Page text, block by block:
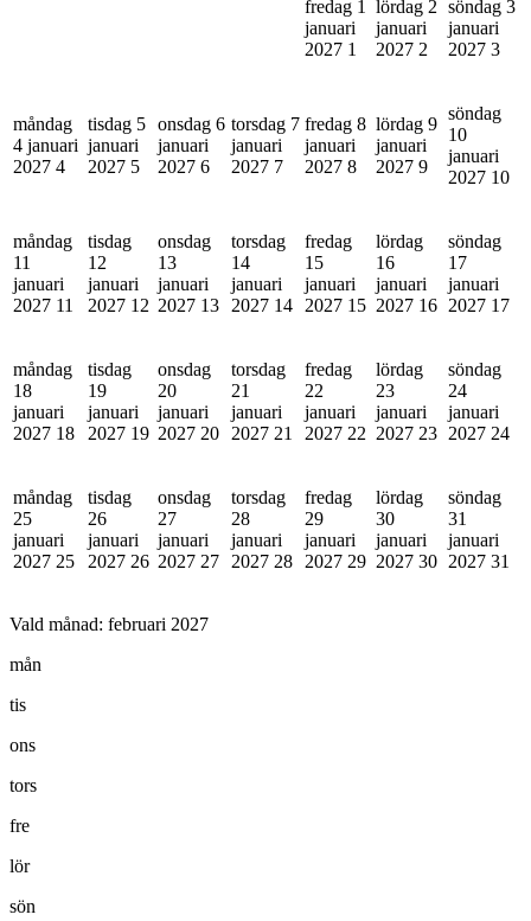
fredag 1
januari
2027 1
lördag 2
januari
2027 2
söndag 3
januari
2027 3
måndag
4 januari
2027 4
tisdag 5
januari
2027 5
onsdag 6
januari
2027 6
torsdag 7
januari
2027 7
fredag 8
januari
2027 8
lördag 9
januari
2027 9
söndag
10
januari
2027 10
måndag
11
januari
2027 11
tisdag
12
januari
2027 12
onsdag
13
januari
2027 13
torsdag
14
januari
2027 14
fredag
15
januari
2027 15
lördag
16
januari
2027 16
söndag
17
januari
2027 17
måndag
18
januari
2027 18
tisdag
19
januari
2027 19
onsdag
20
januari
2027 20
torsdag
21
januari
2027 21
fredag
22
januari
2027 22
lördag
23
januari
2027 23
söndag
24
januari
2027 24
måndag
25
januari
2027 25
tisdag
26
januari
2027 26
onsdag
27
januari
2027 27
torsdag
28
januari
2027 28
fredag
29
januari
2027 29
lördag
30
januari
2027 30
söndag
31
januari
2027 31
Vald månad: februari 2027
mån
tis
ons
tors
fre
lör
sön